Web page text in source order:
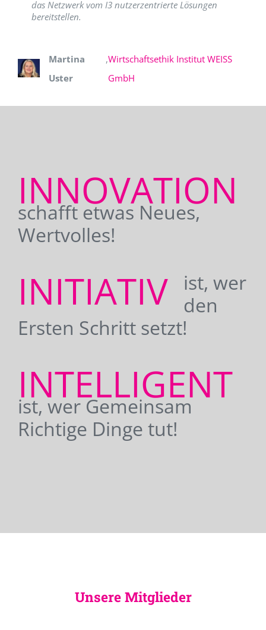
das Netzwerk vom I3 nutzerzentrierte Lösungen
bereitstellen.
Martina
Uster
,Wirtschaftsethik Institut WEISS
GmbH
INNOVATION
schafft etwas Neues,
Wertvolles!
INITIATIV
ist, wer
den
Ersten Schritt setzt!
INTELLIGENT
ist, wer Gemeinsam
Richtige Dinge tut!
Unsere Mitglieder